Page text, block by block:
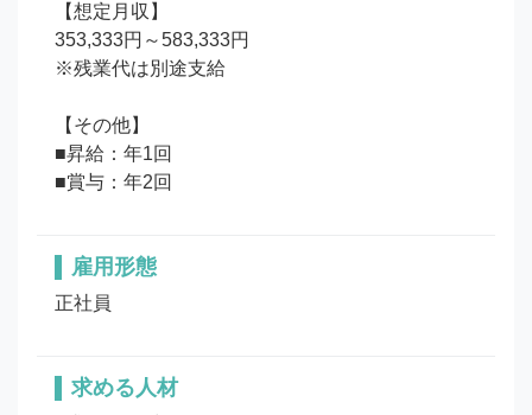
【想定月収】
353,333円～583,333円
※残業代は別途支給
【その他】
■昇給：年1回
■賞与：年2回
雇用形態
正社員
求める人材